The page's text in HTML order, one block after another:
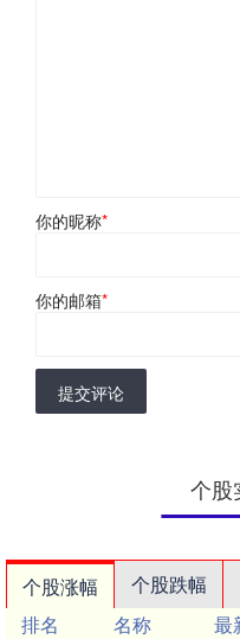
你的昵称*
你的邮箱*
提交评论
个股
个股涨幅 个股跌幅
排名
名称 最